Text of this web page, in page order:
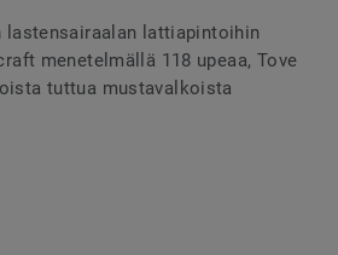
lastensairaalan lattiapintoihin
menetelmällä 118 upeaa, Tove
tuttua mustavalkoista